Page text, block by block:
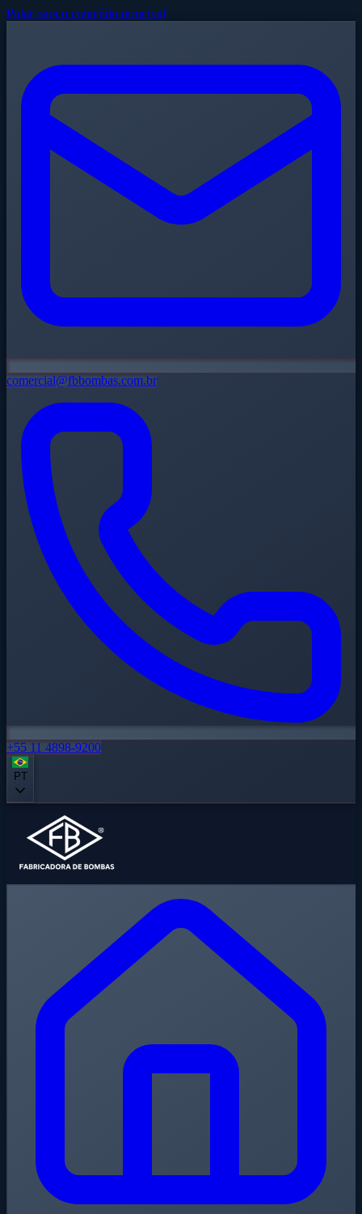
Pular para o conteúdo principal
comercial@fbbombas.com.br
+55 11 4898-9200
PT